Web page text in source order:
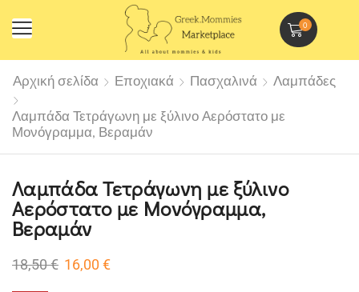
0
Αρχική σελίδα Εποχιακά Πασχαλινά
Λαμπάδες
Λαμπάδα Τετράγωνη με ξύλινο Αερόστατο με
Μονόγραμμα, Βεραμάν
Λαμπάδα Τετράγωνη με ξύλινο
Αερόστατο με Μονόγραμμα,
Βεραμάν
18,50€ 16,00 €